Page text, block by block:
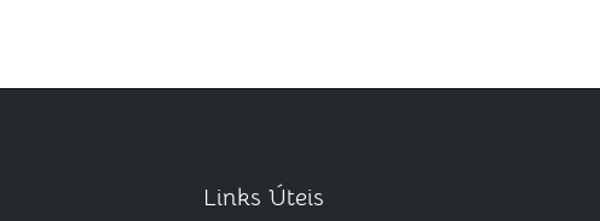
Links Úteis